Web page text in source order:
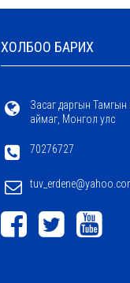
ХОЛБОО БАРИХ
Засаг даргын
аймаг, Монгол улс
70276727